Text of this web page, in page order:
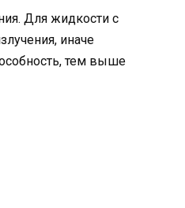
Для жидкости с
иначе
тем выше